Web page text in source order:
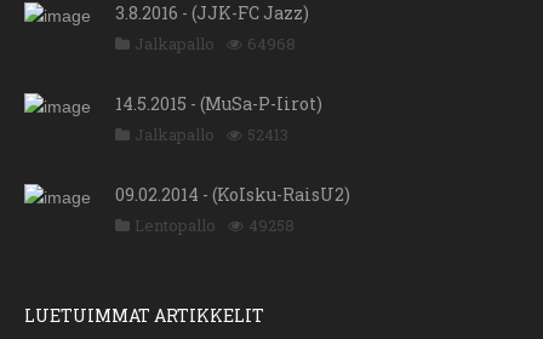
3.8.2016 - (JJK-FC Jazz)
Jalkapallo 64968
14.5.2015 - (MuSa-P-Iirot)
Jalkapallo 52413
09.02.2014 - (KoIsku-RaisU2)
Lentopallo 49258
LUETUIMMAT ARTIKKELIT